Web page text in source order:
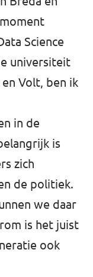
Science
universiteit
Volt, ben ik
in de
is
zich
de politiek.
we daar
is het juist
ook